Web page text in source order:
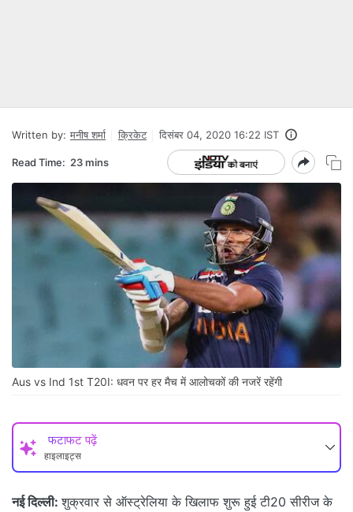
Written by: मनीष शर्मा क्रिकेट दिसंबर 04, 2020 16:22 IST
Read Time: 23 mins
Aus vs Ind 1st T20I: धवन पर हर मैच में आलोचकों की नजरें रहेंगी
फटाफट पढ़ें
हाइलाइट्स
नई दिल्ली: शुक्रवार से ऑस्ट्रेलिया के खिलाफ शुरू हुई टी20 सीरीज के